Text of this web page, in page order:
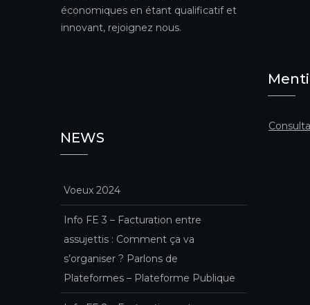
économiques en étant qualificatif et
innovant, rejoignez nous.
NEWS
Voeux 2024
Info FE 3 – Facturation entre
assujettis : Comment ça va
s’organiser ? Parlons de
Plateformes – Plateforme Publique